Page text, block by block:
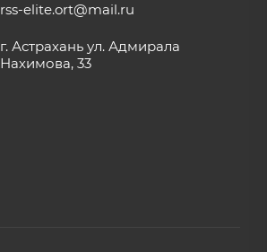
rss-elite.ort@mail.ru
г. Астрахань ул. Адмирала
Нахимова, 33